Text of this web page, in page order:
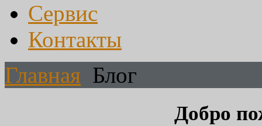
Сервис
Контакты
Главная Блог
Добро